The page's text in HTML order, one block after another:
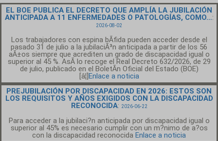
EL BOE PUBLICA EL DECRETO QUE AMPLÍA LA JUBILACIÓN
ANTICIPADA A 11 ENFERMEDADES O PATOLOGÍAS, COMO…:
2026-08-02
Los trabajadores con espina bÃ­fida pueden acceder desde el
pasado 31 de julio a la jubilaciÃ³n anticipada a partir de los 56
aÃ±os siempre que acrediten un grado de discapacidad igual o
superior al 45 %. AsÃ­ lo recoge el Real Decreto 632/2026, de 29
de julio, publicado en el BoletÃ­n Oficial del Estado (BOE)
[â¦]Enlace a noticia
PREJUBILACIÓN POR DISCAPACIDAD EN 2026: ESTOS SON
LOS REQUISITOS Y AÑOS EXIGIDOS CON LA DISCAPACIDAD
RECONOCIDA: 2026-06-22
Para acceder a la jubilaci?n anticipada por discapacidad igual o
superior al 45% es necesario cumplir con un m?nimo de a?os
con la discapacidad reconocida Enlace a noticia